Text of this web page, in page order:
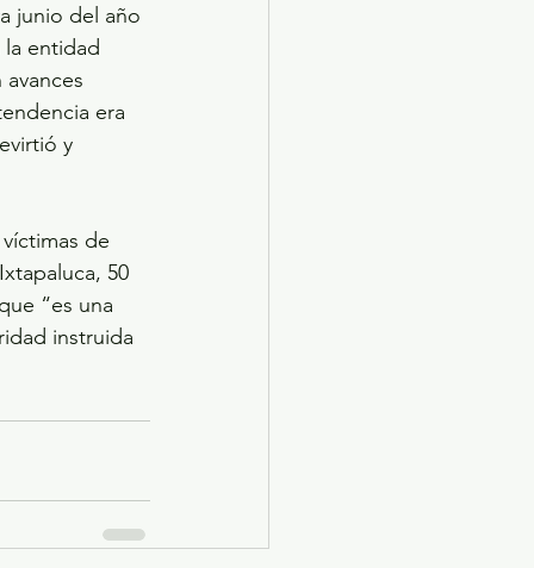
junio del año
entidad
era
y
de
50
“es una
instruida